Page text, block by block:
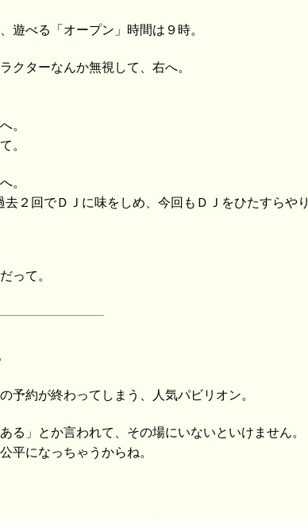
遊べる「オープン」時間は９時。
クターなんか無視して、右へ。
。
。
。
２回でＤＪに味をしめ、今回もＤＪをひたすらやり
って。
予約が終わってしまう、人気パビリオン。
る」とか言われて、その場にいないといけません。
平になっちゃうからね。